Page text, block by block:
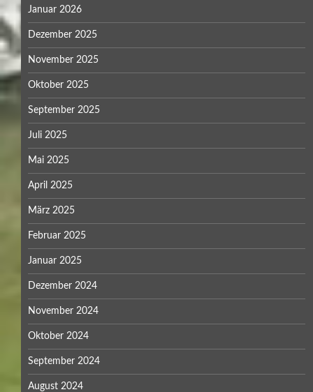
Januar 2026
Dezember 2025
November 2025
Oktober 2025
September 2025
Juli 2025
Mai 2025
April 2025
März 2025
Februar 2025
Januar 2025
Dezember 2024
November 2024
Oktober 2024
September 2024
August 2024